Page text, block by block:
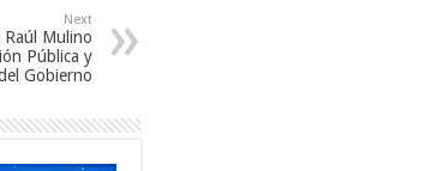
Next
Raúl Mulino
Pública y
Gobierno